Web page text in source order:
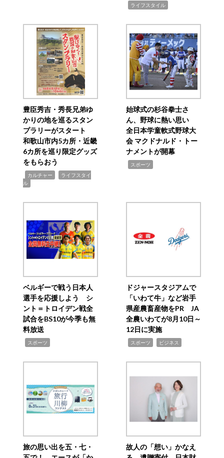
ライフスタイル
豊臣秀吉・秀長兄弟ゆ
かりの地を巡るスタン
プラリーがスタート
和歌山市内5カ所・近畿
6カ所を巡り限定グッズ
をもらおう
カルチャー
ライフスタイ
ル
始球式の杉谷拳士さ
ん、野球に熱い思い
全日本学童軟式野球大
会 マクドナルド・トー
ナメントが開幕
スポーツ
ベルギーで戦う日本人
選手を応援しよう シ
ント＝トロイデン戦全
試合をBS10が今季も無
料放送
スポーツ
ドジャースタジアムで
「いわて牛」など岩手
県産農畜産物をPR JA
全農いわてが8月10日～
12日に実施
スポーツ ビジネス
旅の思い出を五・七・
故人の「想い」かなえ